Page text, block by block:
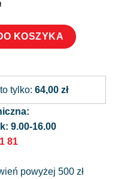
i jednorożec
KOSZYKA
to tylko: 64,00 zł
9.00-16.00
81
powyżej 500 zł